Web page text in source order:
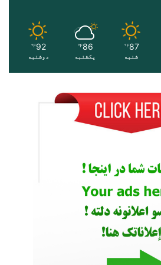
87
℉
شنبه
86
℉
یکشنبه
92
℉
دوشنبه